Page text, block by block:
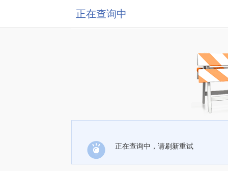
正在查询中
正在查询中，请刷新重试